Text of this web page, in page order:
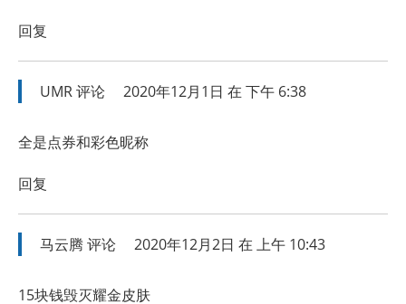
回复
UMR评论 2020年12月1日 在 下午 6:38
全是点券和彩色昵称
回复
马云腾评论 2020年12月2日 在 上午 10:43
15块钱毁灭耀金皮肤